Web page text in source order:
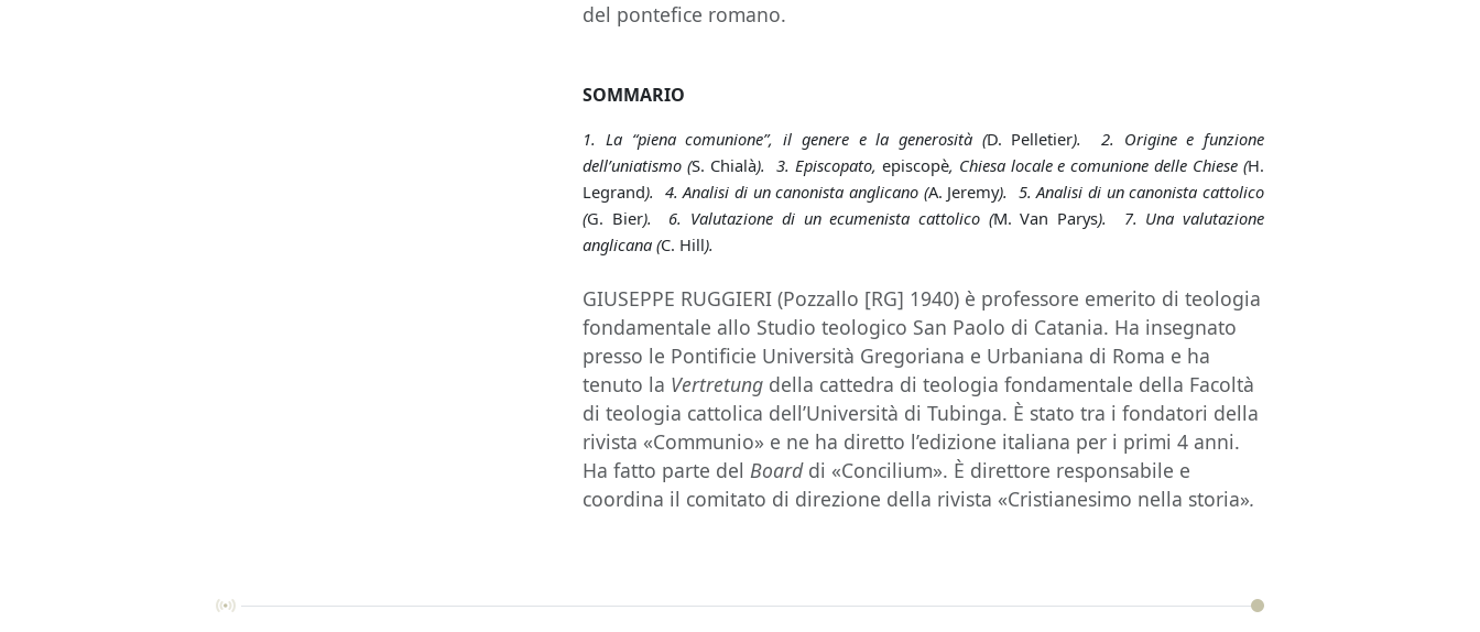
del pontefice romano.
SOMMARIO
1. La “piena comunione”, il genere e la generosità (D. Pelletier). 2. Origine e funzione
dell’uniatismo (S. Chialà). 3. Episcopato, episcopè, Chiesa locale e comunione delle Chiese (H.
Legrand). 4. Analisi di un canonista anglicano (A. Jeremy). 5. Analisi di un canonista cattolico
(G. Bier). 6. Valutazione di un ecumenista cattolico (M. Van Parys). 7. Una valutazione
anglicana (C. Hill).
GIUSEPPE RUGGIERI (Pozzallo [RG] 1940) è professore emerito di teologia
fondamentale allo Studio teologico San Paolo di Catania. Ha insegnato
presso le Pontificie Università Gregoriana e Urbaniana di Roma e ha
tenuto la Vertretung della cattedra di teologia fondamentale della Facoltà
di teologia cattolica dell’Università di Tubinga. È stato tra i fondatori della
rivista «Communio» e ne ha diretto l’edizione italiana per i primi 4 anni.
Ha fatto parte delBoarddi «Concilium». È direttore responsabile e
coordina il comitato di direzione della rivista «Cristianesimo nella storia».